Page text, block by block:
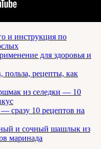
и инструкция по
для здоровья и
польза, рецепты, как
из селедки — 10
сразу 10 рецептов на
и сочный шашлык из
маринада